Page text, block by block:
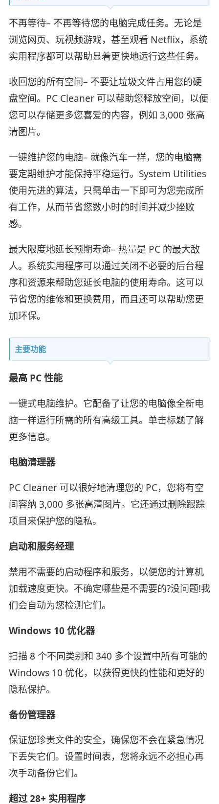
不再等待– 不再等待您的电脑完成任务。无论是
浏览网页、玩视频游戏，甚至观看 Netflix，系统
实用程序都可以帮助显着更快地运行这些任务。
收回您的所有空间– 不要让垃圾文件占用您的硬
盘空间。PC Cleaner 可以帮助您释放空间，以便
您可以存储更多您喜爱的内容，例如 3,000 张高
清图片。
一键维护您的电脑– 就像汽车一样，您的电脑需
要定期维护才能保持平稳运行。System Utilities
使用先进的算法，只需单击一下即可为您完成所
有工作，从而节省您数小时的时间并减少挫败
感。
最大限度地延长预期寿命– 热量是 PC 的最大敌
人。系统实用程序可以通过关闭不必要的后台程
序和资源来帮助您延长电脑的使用寿命。这可以
节省您的维修和更换费用，而且还可以帮助您更
加环保。
主要功能
最高 PC 性能
一键式电脑维护。它配备了让您的电脑像全新电
脑一样运行所需的所有高级工具。单击标题了解
更多信息。
电脑清理器
PC Cleaner 可以很好地清理您的 PC，您将有空
间容纳 3,000 多张高清图片。它还通过删除跟踪
项目来保护您的隐私。
启动和服务经理
禁用不需要的启动程序和服务，以便您的计算机
加载速度更快。不确定哪些是不需要的?没问题!我
们会自动为您检测它们。
Windows 10 优化器
扫描 8 个不同类别和 340 多个设置中所有可能的
Windows 10 优化，以获得更快的性能和更好的
隐私保护。
备份管理器
保证您珍贵文件的安全，确保您不会在紧急情况
下丢失它们。设置时间表，您将永远不必担心再
次手动备份它们。
超过 28+ 实用程序